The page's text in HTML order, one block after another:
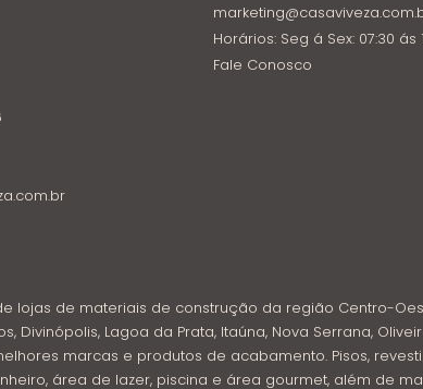
Horários: Seg á Sex: 07:30 ás
Fale Conosco
lojas de materiais de construção da região Centro-
Divinópolis, Lagoa da Prata, Itaúna, Nova Serrana,
marcas e produtos de acabamento. Pisos,
área de lazer, piscina e área gourmet, além de